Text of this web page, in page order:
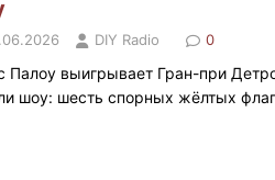
DIY Radio 0
Палоу выигрывает Гран-при
шоу: шесть спорных жёлтых